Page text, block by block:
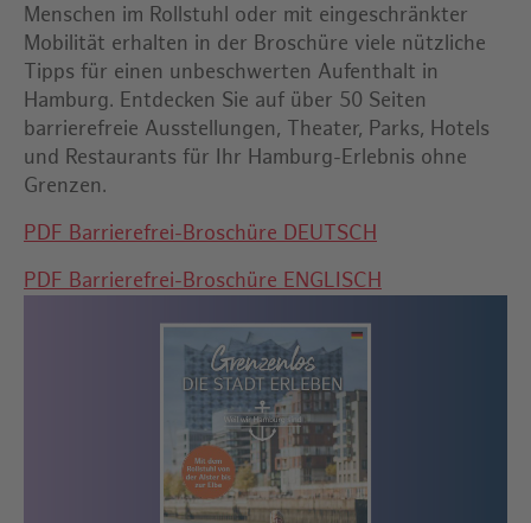
Menschen im Rollstuhl oder mit eingeschränkter
Mobilität erhalten in der Broschüre viele nützliche
Tipps für einen unbeschwerten Aufenthalt in
Hamburg. Entdecken Sie auf über 50 Seiten
barrierefreie Ausstellungen, Theater, Parks, Hotels
und Restaurants für Ihr Hamburg-Erlebnis ohne
Grenzen.
PDF Barrierefrei-Broschüre DEUTSCH
PDF Barrierefrei-Broschüre ENGLISCH